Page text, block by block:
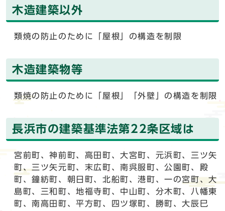
木造建築以外
類焼の防止のために「屋根」の構造を制限
木造建築物等
類焼の防止のために「屋根」「外壁」の構造を制限
長浜市の建築基準法第22条区域は
宮前町、神前町、高田町、大宮町、元浜町、三ツ矢
町、三ツ矢元町、末広町、南呉服町、公園町、殿
町、鐘紡町、朝日町、北船町、港町、一の宮町、大
島町、三和町、地福寺町、中山町、分木町、八幡東
町、南高田町、平方町、四ツ塚町、勝町、大辰巳